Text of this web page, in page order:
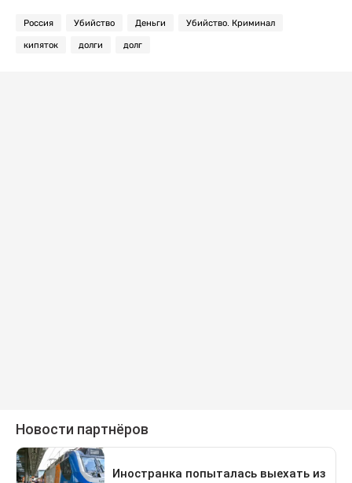
Россия Убийство Деньги Убийство. Криминал
кипяток долги долг